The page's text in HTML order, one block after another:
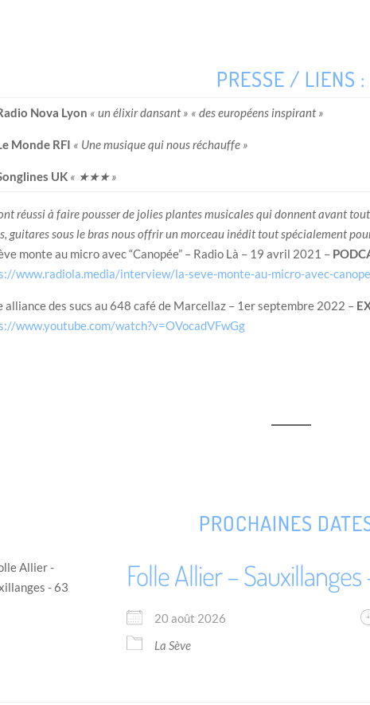
PRESSE / LIENS :
Nova Lyon « un élixir dansant » « des européens inspirant »
Monde RFI « Une musique qui nous réchauffe »
UK« ★★★ »
réussi à faire pousser de jolies plantes musicales qui donnent avant
guitares sous le bras nous offrir un morceau inédit tout spécialement
monte au micro avec “Canopée” – Radio Là – 19 avril 2021 –
www.radiola.media/interview/la-seve-monte-au-micro-avec-
alliance des sucs au 648 café de Marcellaz – 1er septembre 2022 –
www.youtube.com/watch?v=OVocadVFwGg
PROCHAINES
Folle Allier –
20 août 2026
La Sève